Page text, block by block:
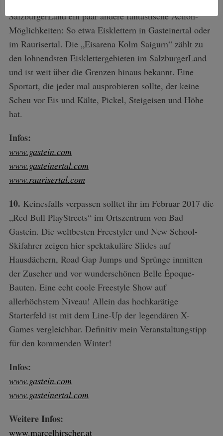
SalzburgerLand ein paar andere fantastische Action-
Möglichkeiten: So etwa Eisklettern in Gasteinertal oder
im Raurisertal. Die „Eisarena Kolm Saigurn“ zählt zu
den lohnendsten Eisklettergebieten im SalzburgerLand
und ist weit über die Grenzen hinaus bekannt. Eine
Sportart, die jeder mal ausprobieren sollte, der keine
Scheu vor Eis und Kälte, Pickel, Steigeisen und Höhe
hat.
Infos:
www.gastein.com
www.gasteinertal.com
www.raurisertal.com
10. Keinesfalls verpassen solltet ihr im Februar 2017 die
„Red Bull PlayStreets“ im Ortszentrum von Bad
Gastein. Die weltbesten Freestyler und New School-
Skifahrer zeigen hier spektakuläre Slides auf
Hausdächern, Road Gap Jumps und Sprünge inmitten
der Zuseher und vor wunderschönen Belle Époque-
Bauten. Eine echt coole Freestyle Show auf
allerhöchstem Niveau! Allein das hochkarätige
Starterfeld ist mit dem Line-Up der legendären X-
Games vergleichbar. Definitiv mein Veranstaltungstipp
für den kommenden Winter!
Infos:
www.gastein.com
www.gasteinertal.com
Weitere Infos:
www.marcelhirscher.at